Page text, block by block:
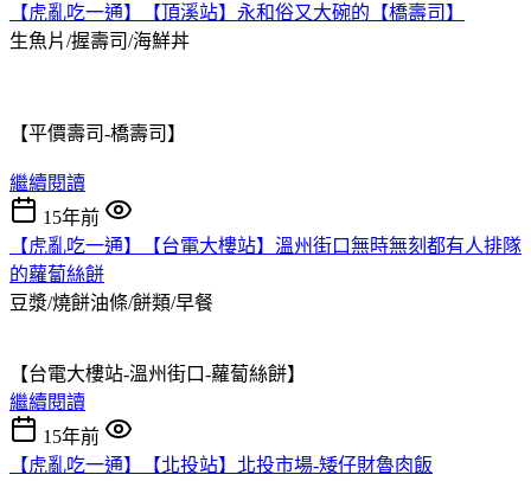
【虎亂吃一通】【頂溪站】永和俗又大碗的【橋壽司】
生魚片/握壽司/海鮮丼
【平價壽司-橋壽司】
繼續閱讀
15年前
【虎亂吃一通】【台電大樓站】溫州街口無時無刻都有人排隊
的蘿蔔絲餅
豆漿/燒餅油條/餅類/早餐
【台電大樓站-溫州街口-蘿蔔絲餅】
繼續閱讀
15年前
【虎亂吃一通】【北投站】北投市場-矮仔財魯肉飯